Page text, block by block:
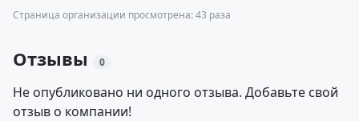
Страница организации просмотрена: 43 раза
Отзывы 0
Не опубликовано ни одного отзыва. Добавьте свой
отзыв о компании!